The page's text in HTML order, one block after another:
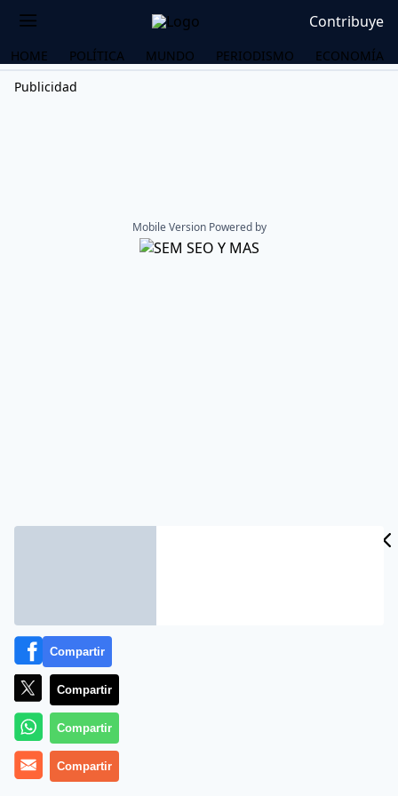
Contribuye
HOME POLÍTICA MUNDO PERIODISMO
ECONOMÍA
Publicidad
Mobile Version Powered by
Compartir
Compartir
Compartir
Compartir